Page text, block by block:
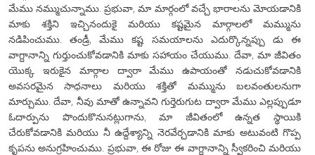
మేము నమ్ముచున్నాము. ప్రభువా, మా మార్గంలో వచ్చే భారాలను మోయడానికి
మాకు శక్తిని ఇచ్చినందుకై మరియు కష్టమైన మార్గాలలో మమ్మును
నడిపించుము. తండ్రీ, మేము కష్ట సమయాలను ఎదుర్కొన్నప్పు డు ఈ
వాగ్దానాన్ని గుర్తుంచుకోవడానికి మాకు సహాయం చేయుము. దేవా, మా జీవితం
యొక్క ఇరుకైన మార్గాల ద్వారా మేము ఉపాయంతో నడుచుకోవడానికి
అవసరమైన సాధనాలు మరియు శక్తితో మమ్మును బలవంతులనుగా
మార్చుము. దేవా, నీవు మాతో ఉన్నావని గుర్తెరుగుట ద్వారా మేము ఎల్లప్పుడూ
ఓదార్పును పొందుకొనునట్లుగాను, మా జీవితంలో ఉన్నత స్థాయికి
చేరుకోవడానికి మరియు నీ ఉద్దేశ్యాన్ని నెరవేర్చడానికి మాకు అటువంటి గొప్ప
కృపను అనుగ్రహించుము. ప్రభువా, ఈ రోజు ఈ వాగ్దానాన్ని స్వీకరించి మరియు